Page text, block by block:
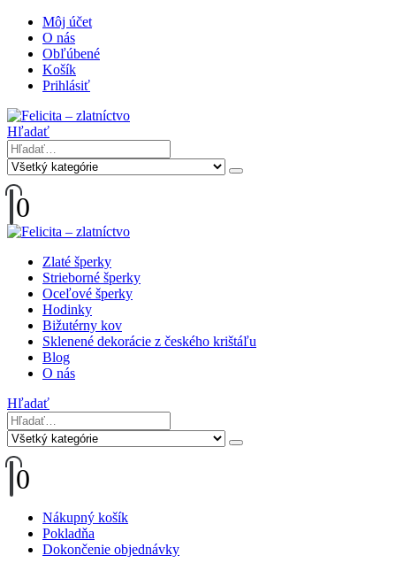
Môj účet
O nás
Obľúbené
Košík
Prihlásiť
Hľadať
0
Zlaté šperky
Strieborné šperky
Oceľové šperky
Hodinky
Bižutérny kov
Sklenené dekorácie z českého krištáľu
Blog
O nás
Hľadať
0
Nákupný košík
Pokladňa
Dokončenie objednávky